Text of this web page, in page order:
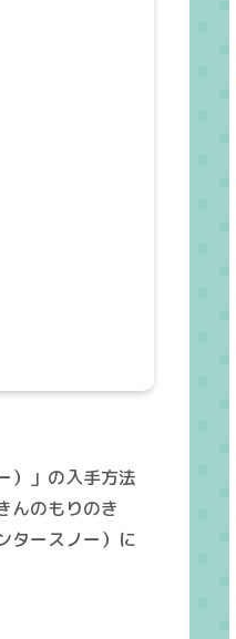
）」の入手方法
んのもりのき
タースノー）に